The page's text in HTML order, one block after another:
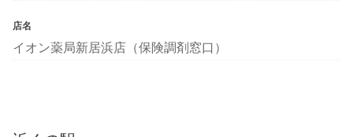
店名
イオン薬局新居浜店（保険調剤窓口）